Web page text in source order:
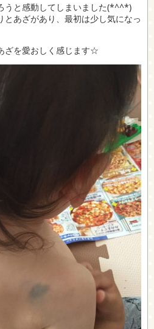
うと感動してしまいました(*^^*)
とあざがあり、最初は少し気になっ
ざを愛おしく感じます☆